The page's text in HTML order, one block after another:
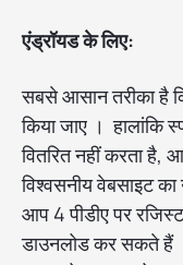
एंड्रॉयड के लिए:
सबसे आसान तरीका है
किया जाए । हालांकि
वितरित नहीं करता
विश्वसनीय वेबसाइट
आप 4 पीडीए पर
डाउनलोड कर सकते हैं